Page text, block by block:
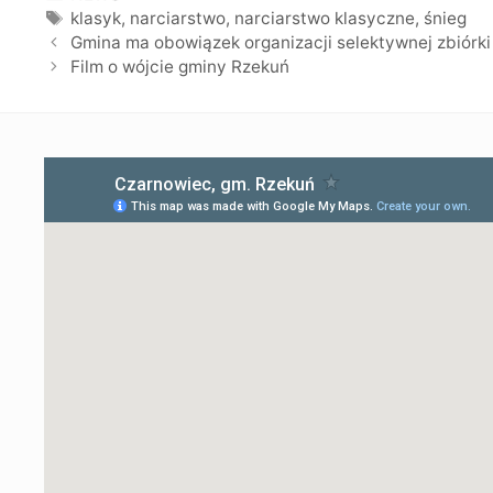
Tagi
klasyk, narciarstwo, narciarstwo klasyczne, śnieg
Gmina ma obowiązek organizacji selektywnej
Film o wójcie gminy Rzekuń